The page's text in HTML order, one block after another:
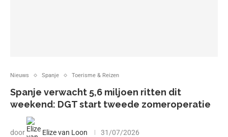
Nieuws Spanje Toerisme & Reizen
Spanje verwacht 5,6 miljoen ritten dit
weekend: DGT start tweede zomeroperatie
door Elize van Loon 31/07/2026